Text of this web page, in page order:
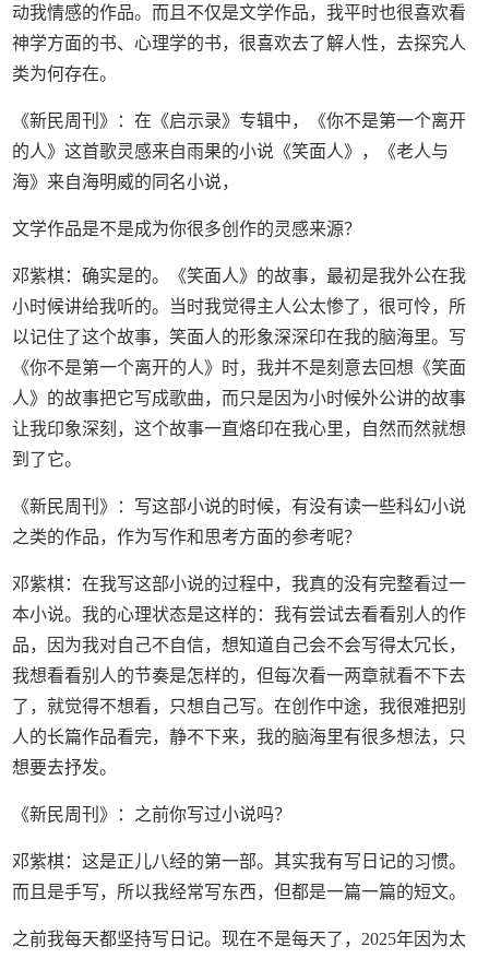
动我情感的作品。而且不仅是文学作品，我平时也很喜欢看
神学方面的书、心理学的书，很喜欢去了解人性，去探究人
类为何存在。
《新民周刊》：在《启示录》专辑中，《你不是第一个离开
的人》这首歌灵感来自雨果的小说《笑面人》，《老人与
海》来自海明威的同名小说，
文学作品是不是成为你很多创作的灵感来源？
邓紫棋：确实是的。《笑面人》的故事，最初是我外公在我
小时候讲给我听的。当时我觉得主人公太惨了，很可怜，所
以记住了这个故事，笑面人的形象深深印在我的脑海里。写
《你不是第一个离开的人》时，我并不是刻意去回想《笑面
人》的故事把它写成歌曲，而只是因为小时候外公讲的故事
让我印象深刻，这个故事一直烙印在我心里，自然而然就想
到了它。
《新民周刊》：写这部小说的时候，有没有读一些科幻小说
之类的作品，作为写作和思考方面的参考呢？
邓紫棋：在我写这部小说的过程中，我真的没有完整看过一
本小说。我的心理状态是这样的：我有尝试去看看别人的作
品，因为我对自己不自信，想知道自己会不会写得太冗长，
我想看看别人的节奏是怎样的，但每次看一两章就看不下去
了，就觉得不想看，只想自己写。在创作中途，我很难把别
人的长篇作品看完，静不下来，我的脑海里有很多想法，只
想要去抒发。
《新民周刊》：之前你写过小说吗？
邓紫棋：这是正儿八经的第一部。其实我有写日记的习惯。
而且是手写，所以我经常写东西，但都是一篇一篇的短文。
之前我每天都坚持写日记。现在不是每天了，2025年因为太